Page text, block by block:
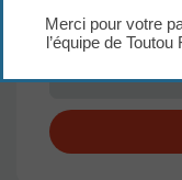
Merci pour votre
l’équipe de